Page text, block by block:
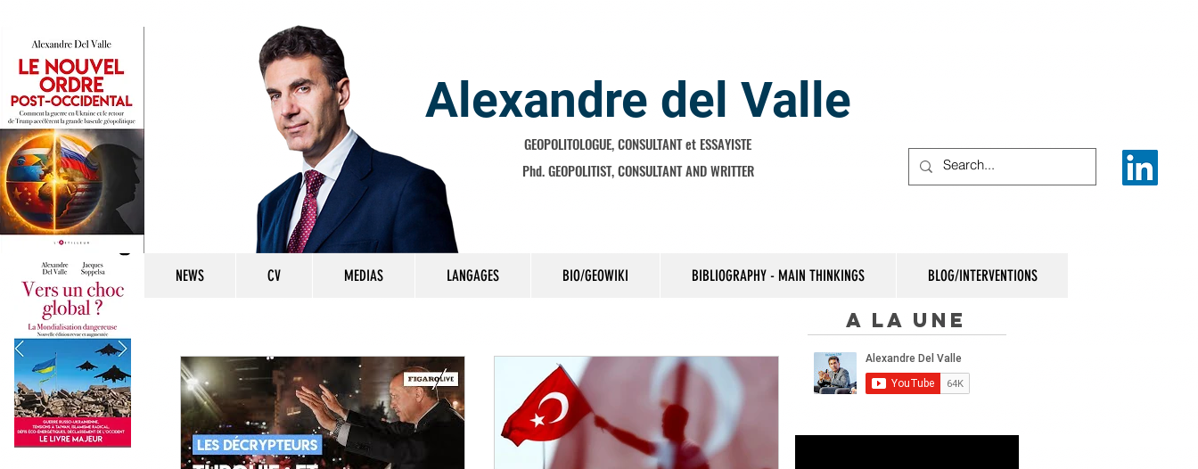
Alexandre del Valle
GEOPOLITOLOGUE, CONSULTANT et ESSAYISTE
Phd. GEOPOLITIST, CONSULTANT AND WRITTER
NEWS CV MEDIAS LANGAGES BIO/GEOWIKI BIBLIOGRAPHY - MAIN THINKINGS BLOG/INTERVENTIONS
A la une